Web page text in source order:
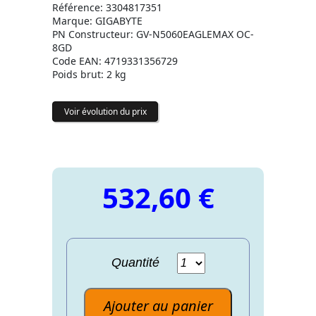
Référence: 3304817351
Marque: GIGABYTE
PN Constructeur: GV-N5060EAGLEMAX OC-
8GD
Code EAN: 4719331356729
Poids brut: 2 kg
Voir évolution du prix
532,60 €
Quantité
Ajouter au panier